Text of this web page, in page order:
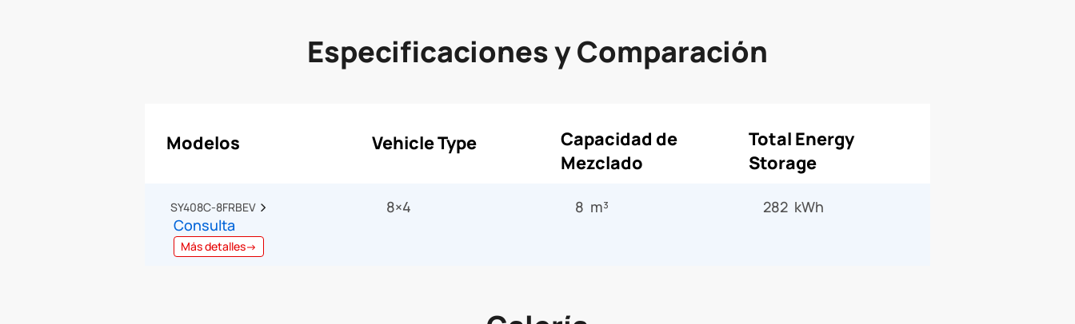
Especificaciones y Comparación
Modelos Vehicle Type
Capacidad de
Mezclado
Total Energy
Storage
SY408C-8FRBEV
Consulta
Más detalles→
8×4 8 m³ 282 kWh